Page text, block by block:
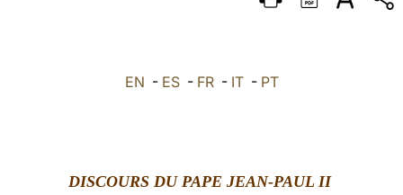
DEUTSCH
EN - ES- FR- IT- PT
DISCOURS DU PAPE JEAN-PAUL II